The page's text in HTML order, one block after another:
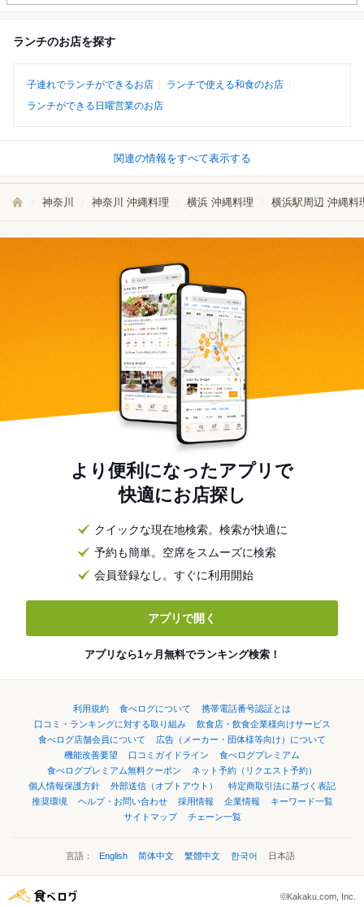
ランチのお店を探す
子連れでランチができるお店
ランチで使える和食のお店
ランチができる日曜営業のお店
関連の情報をすべて表示する
神奈川 神奈川 沖縄料理 横浜 沖縄料理 横浜駅周辺 沖縄料
より便利になったアプリで
快適にお店探し
クイックな現在地検索。検索が快適に
予約も簡単。空席をスムーズに検索
会員登録なし。すぐに利用開始
アプリで開く
アプリなら1ヶ月無料でランキング検索！
利用規約 食べログについて
携帯電話番号認証とは
口コミ・ランキングに対する取り組み
飲食店・飲食企業様向けサービス
食べログ店舗会員について
広告（メーカー・団体様等向け）について
機能改善要望
口コミガイドライン
食べログプレミアム
食べログプレミアム無料クーポン
ネット予約（リクエスト予約）
個人情報保護方針
外部送信（オプトアウト）
特定商取引法に基づく表記
推奨環境
ヘルプ・お問い合わせ 採用情報 企業情報
キーワード一覧
サイトマップ
チェーン一覧
言語： English 简体中文 繁體中文 한국어 日本語
©Kakaku.com, Inc.